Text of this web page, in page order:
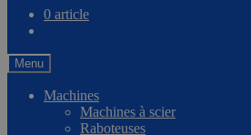
0 article
Menu
Machines
Machines à scier
Raboteuses